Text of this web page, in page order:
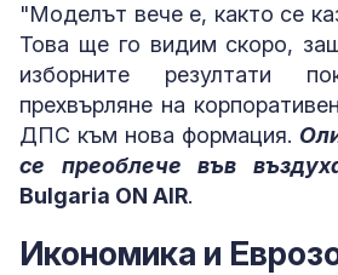
"Моделът вече е, както се
Това ще го видим скоро,
изборните резултати
прехвърляне на
ДПС към нова формация.
се преоблече във
Bulgaria ON AIR.
Икономика и